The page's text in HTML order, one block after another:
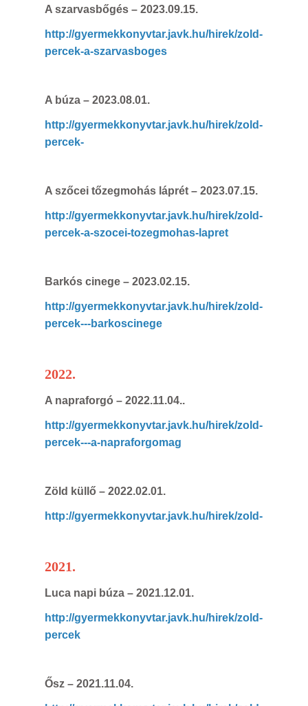
A szarvasbőgés– 2023.09.15.
http://gyermekkonyvtar.javk.hu/hirek/zold-
percek-a-szarvasboges
A búza– 2023.08.01.
http://gyermekkonyvtar.javk.hu/hirek/zold-
percek-
A szőcei tőzegmohás láprét– 2023.07.15.
http://gyermekkonyvtar.javk.hu/hirek/zold-
percek-a-szocei-tozegmohas-lapret
Barkós cinege – 2023.02.15.
http://gyermekkonyvtar.javk.hu/hirek/zold-
percek---barkoscinege
2022.
A napraforgó – 2022.11.04..
http://gyermekkonyvtar.javk.hu/hirek/zold-
percek---a-napraforgomag
Zöld küllő – 2022.02.01.
http://gyermekkonyvtar.javk.hu/hirek/zold-
2021.
Luca napi búza – 2021.12.01.
http://gyermekkonyvtar.javk.hu/hirek/zold-
percek
Ősz – 2021.11.04.